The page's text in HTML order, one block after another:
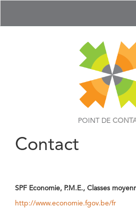
POINT DE
Contact
SPF Economie, P.M.E., Classes
http://www.economie.fgov.be/fr